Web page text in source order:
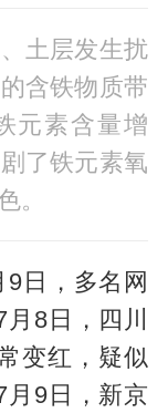
土层发生扰
含铁物质带
元素含量增
了铁元素氧
。
日，多名网
8日，四川
变红，疑似
9日，新京